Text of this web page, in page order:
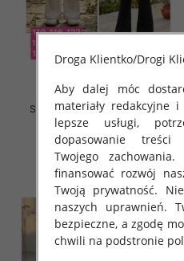
Spodnie dziewczęce Roz 110-
140, 1 kolor Paczka 6 szt
24.00 zł
szczegóły
Droga Klientko/Drogi
Aby dalej móc
materiały redakcyjne
lepsze usługi,
dopasowanie treści
Twojego
finansować rozwój
Twoją prywatność.
naszych uprawnień.
bezpieczne, a zgodę
chwili na podstronie